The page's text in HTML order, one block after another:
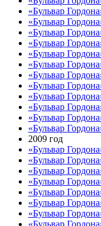
«Бульвар
«Бульвар
«Бульвар
«Бульвар
«Бульвар
«Бульвар
«Бульвар
«Бульвар
«Бульвар
«Бульвар
«Бульвар
«Бульвар
2009 год
«Бульвар
«Бульвар
«Бульвар
«Бульвар
«Бульвар
«Бульвар
«Бульвар
«Бульвар